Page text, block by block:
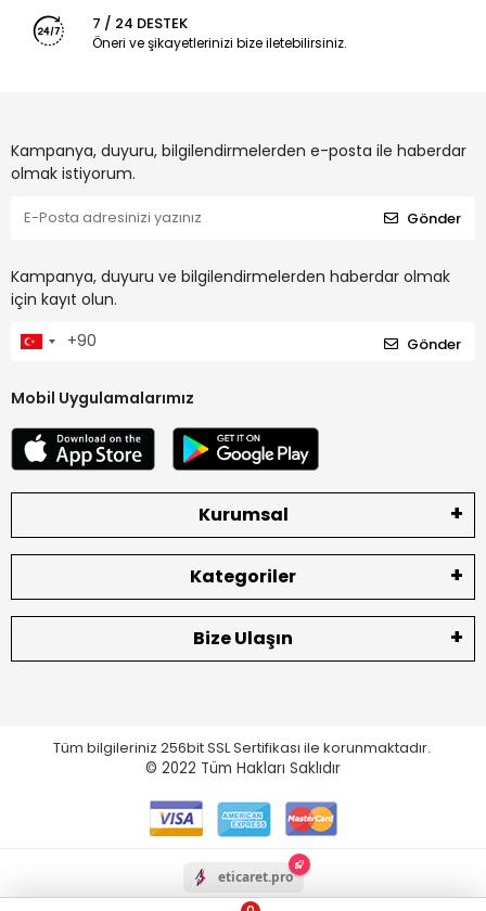
7 / 24 DESTEK
Öneri ve şikayetlerinizi bize iletebilirsiniz.
Kampanya, duyuru, bilgilendirmelerden e-posta ile haberdar
olmak istiyorum.
Gönder
Kampanya, duyuru ve bilgilendirmelerden haberdar olmak
için kayıt olun.
Gönder
Mobil Uygulamalarımız
Kurumsal
Kategoriler
Bize Ulaşın
Tüm bilgileriniz 256bit SSL Sertifikası ile korunmaktadır.
© 2022 Tüm Hakları Saklıdır
eticaret.pro